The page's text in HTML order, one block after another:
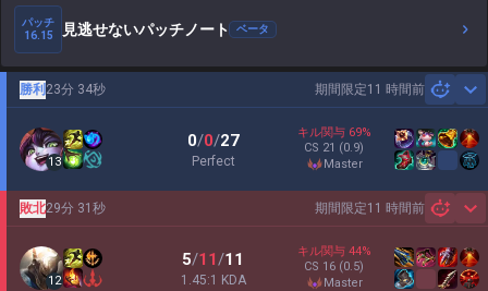
パッチ
16.15
見逃せないパッチノート ベータ
期間限定11 時間前
勝利 23分 34秒
13
0/0/27
Perfect
キル関与 69%
CS 21 (0.9)
master
期間限定11 時間前
敗北29分 31秒
12
5/11/11
1.45:1 KDA
キル関与 44%
CS 16 (0.5)
master